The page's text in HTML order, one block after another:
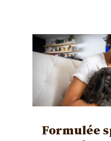
Image
Formulée